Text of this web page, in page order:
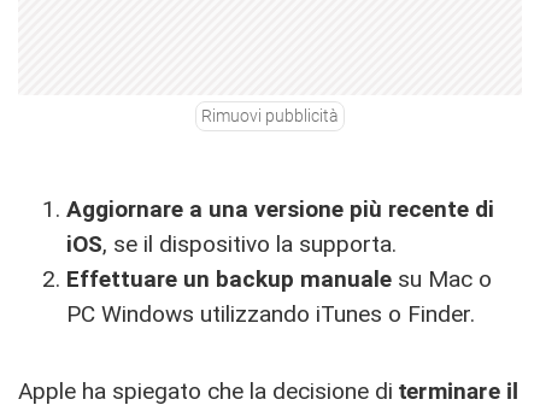
Rimuovi pubblicità
Aggiornare a una versione più recente di
iOS, se il dispositivo la supporta.
Effettuare un backup manuale su Mac o
PC Windows utilizzando iTunes o Finder.
Apple ha spiegato che la decisione di terminare il